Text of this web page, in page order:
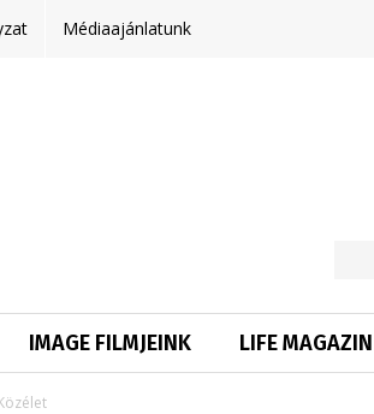
Médiaajánlatunk
IMAGE FILMJEINK LIFE MAGAZIN